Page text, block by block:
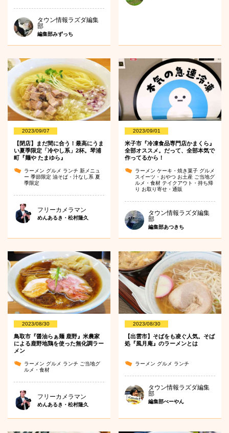
タウン情報ラズダ編集
部
編集部みずっち
2023/09/07
【閉店】まだ間に合う！最高にうま
い夏季限定「冷やし系」2杯。琴浦
町『麺や たまゆら』
ラーメン グルメ ランチ 新メニュ
ー 季節限定 油そば・汁なし系 夏
季限定
フリーカメラマン
めんあるき・松村隆久
2023/09/01
米子市『冷凍食品専門店かまくら』
全部オススメ。だって、全部本気で
作ってるから！
ラーメンケーキ・焼き菓子 グルメ
スイーツ・おやつ お土産 ご当地グ
ルメ・食材テイクアウト・持ち帰
り お取り寄せ・通販
タウン情報ラズダ編集
部
編集部あつきち
2023/08/30
鳥取市『醤油らぁ麺 鹿野』米農家
による鹿野地鶏を使った無化調ラー
メン
ラーメン グルメ ランチ ご当地グ
ルメ・食材
フリーカメラマン
めんあるき・松村隆久
2023/08/30
【出雲市】そばをも凌ぐ人気。そば
処『風月庵』のラーメンとは
ラーメン グルメ ランチ
タウン情報ラズダ編集
部
編集部べーやん